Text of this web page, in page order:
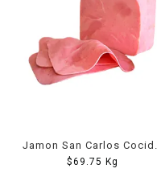
Jamon San Carlos Cocido
1000 Grs
$69.75 Kg